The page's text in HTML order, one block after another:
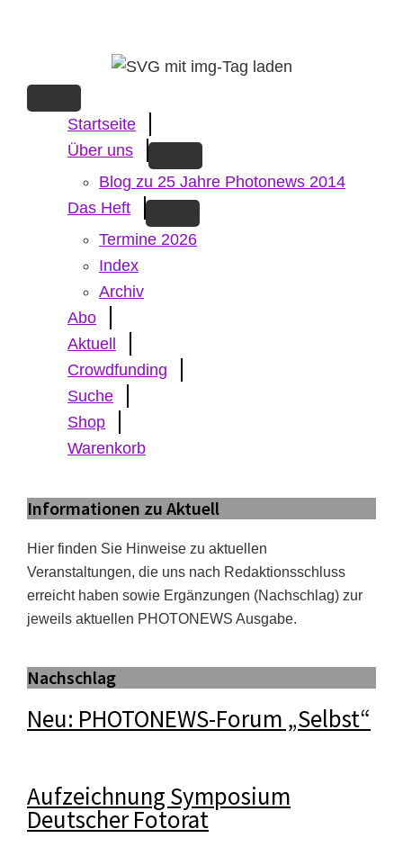
content
Startseite
Über uns
Blog zu 25 Jahre Photonews 2014
Das Heft
Termine 2026
Index
Archiv
Abo
Aktuell
Crowdfunding
Suche
Shop
Warenkorb
Informationen zu Aktuell
Hier finden Sie Hinweise zu aktuellen
Veranstaltungen, die uns nach Redaktionsschluss
erreicht haben sowie Ergänzungen (Nachschlag) zur
jeweils aktuellen PHOTONEWS Ausgabe.
Nachschlag
Neu: PHOTONEWS-Forum „Selbst“
Aufzeichnung Symposium
Deutscher Fotorat